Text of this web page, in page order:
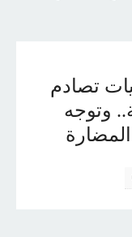
تصادم
وتوجه